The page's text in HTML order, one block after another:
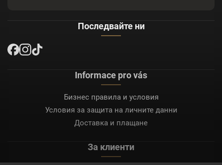
Последвайте ни
Informace pro vás
Бизнес правила и условия
Условия за защита на личните данни
Доставка и плащане
За клиенти